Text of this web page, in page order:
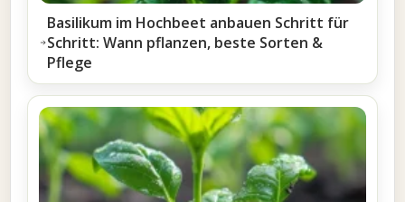
Basilikum im Hochbeet anbauen Schritt für
Schritt: Wann pflanzen, beste Sorten &
Pflege